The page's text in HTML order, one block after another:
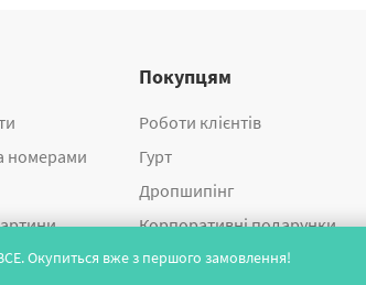
Окупиться вже з першого замовлення!
номерами
Покупцям
Роботи клієнтів
Гурт
Дропшипінг
Корпоративні подарунки